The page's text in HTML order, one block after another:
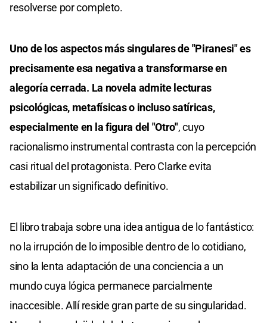
resolverse por completo.
Uno de los aspectos más singulares de "Piranesi" es
precisamente esa negativa a transformarse en
alegoría cerrada. La novela admite lecturas
psicológicas, metafísicas o incluso satíricas,
especialmente en la figura del "Otro", cuyo
racionalismo instrumental contrasta con la percepción
casi ritual del protagonista. Pero Clarke evita
estabilizar un significado definitivo.
El libro trabaja sobre una idea antigua de lo fantástico:
no la irrupción de lo imposible dentro de lo cotidiano,
sino la lenta adaptación de una conciencia a un
mundo cuya lógica permanece parcialmente
inaccesible. Allí reside gran parte de su singularidad.